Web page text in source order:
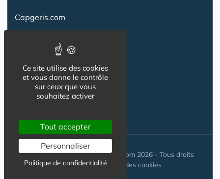
Capgeris.com
Emploi-formation-sante.com
Seniorissimmo.com
Creche-et-naissance.com
© Maisons-et-poles-de-sante.com 2026 - Tous droits
réservés. //Gestion des cookies
Ce site utilise des cookies
et vous donne le contrôle
sur ceux que vous
souhaitez activer
Tout accepter
Personnaliser
Politique de confidentialité